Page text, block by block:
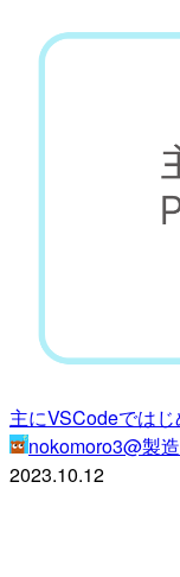
主にVSCodeでは
nokomoro3@製
2023.10.12